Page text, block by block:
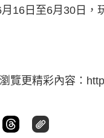
16日至6月30日
覽更精彩內容：